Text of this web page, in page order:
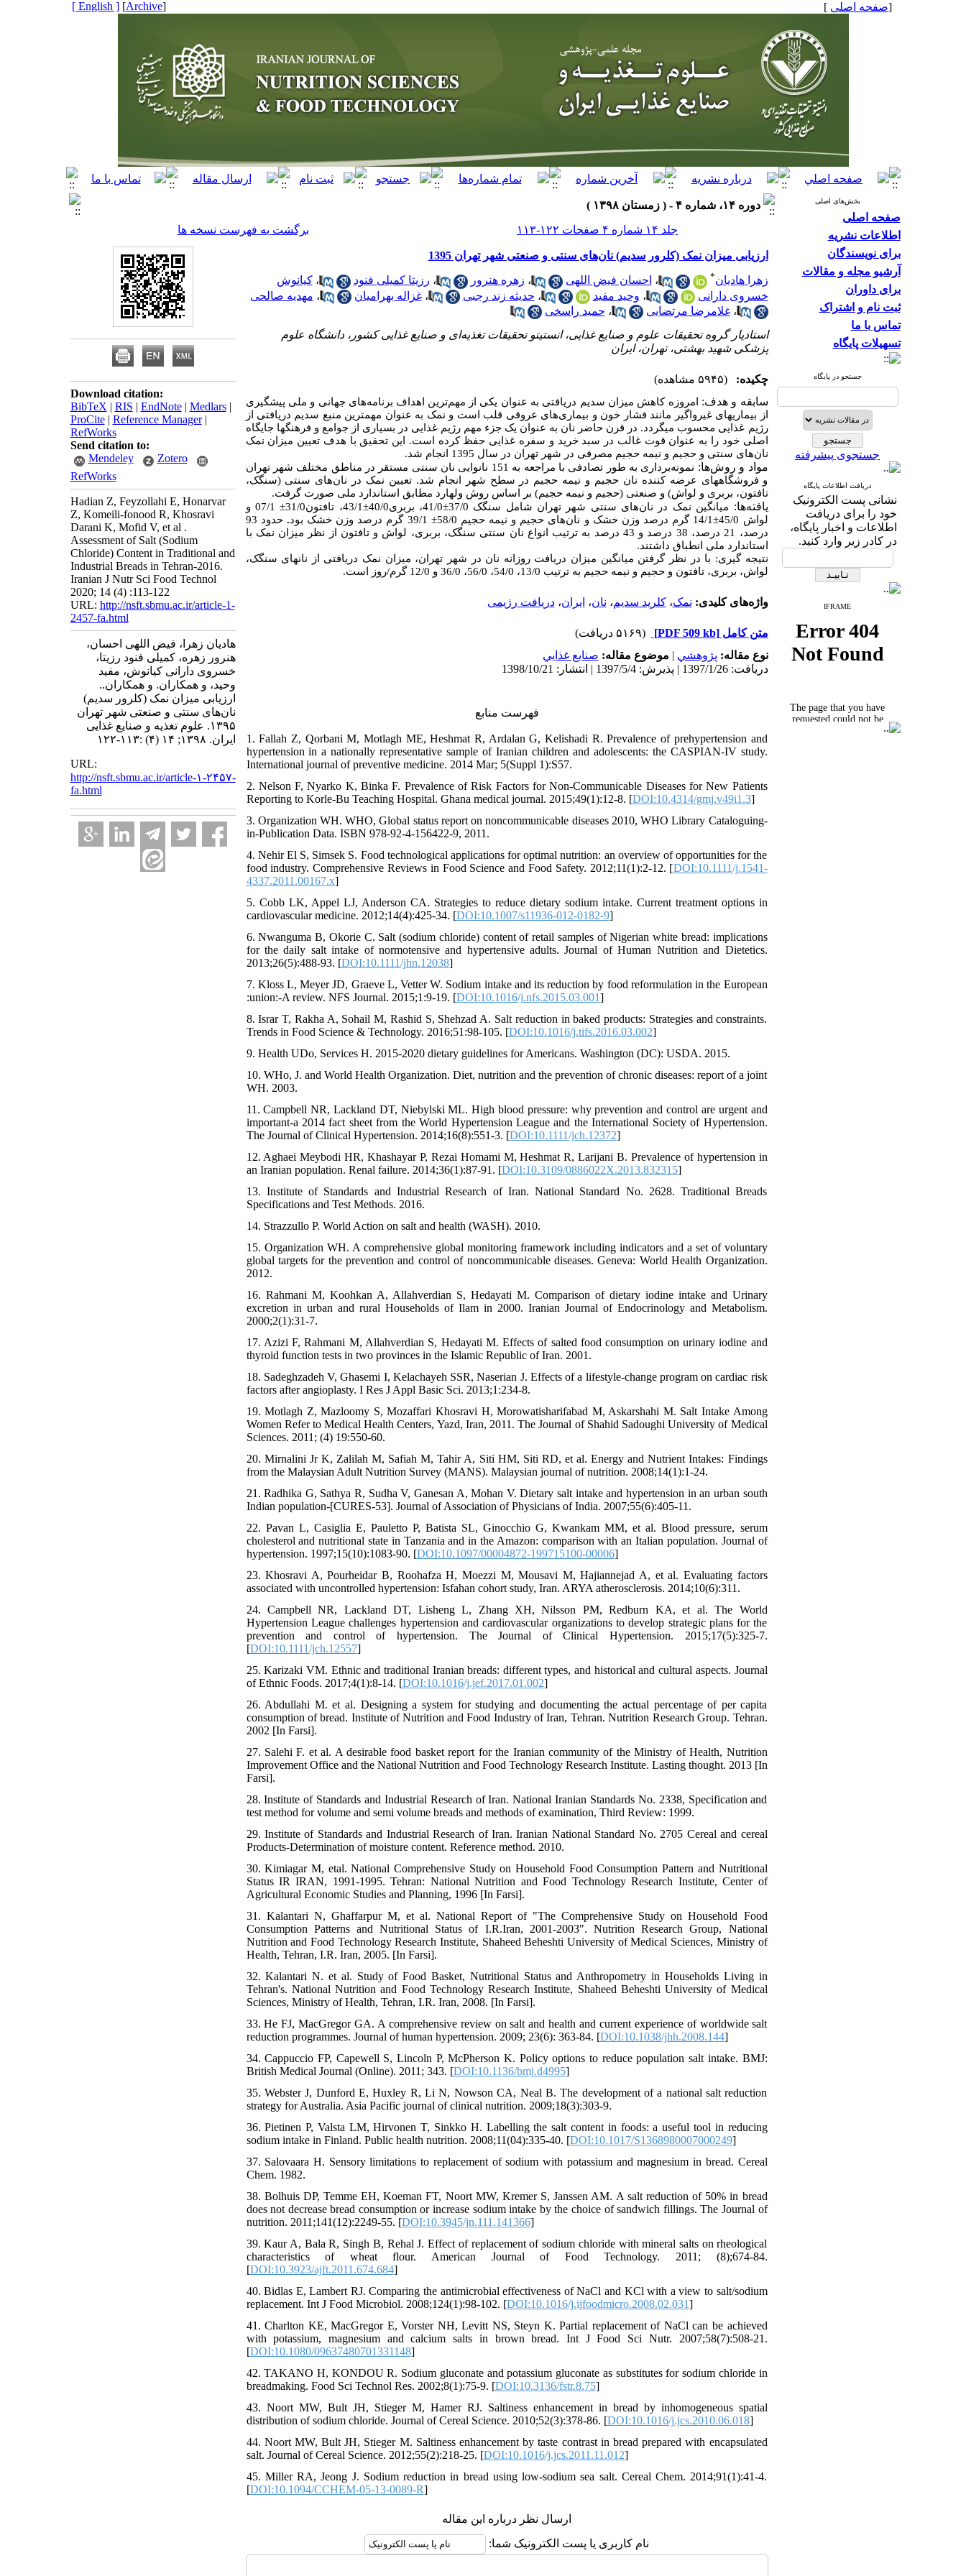
[صفحه اصلی ]
[
Archive
]
[ English ]
بخش‌های اصلی
صفحه اصلی
اطلاعات نشریه
برای نویسندگان
آرشیو مجله و مقالات
برای داوران
ثبت نام و اشتراک
تماس با ما
تسهیلات پایگاه
جستجو در پایگاه
جستجوی پیشرفته
دریافت اطلاعات پایگاه
نشانی پست الکترونیک
خود را برای دریافت
اطلاعات و اخبار پایگاه،
در کادر زیر وارد کنید.
IFRAME
دوره ۱۴، شماره ۴ - ( زمستان ۱۳۹۸ )
جلد ۱۴ شماره ۴ صفحات ۱۲۲-۱۱۳
برگشت به فهرست نسخه ها
ارزیابی میزان نمک (کلرور سدیم) نان‌های سنتی و صنعتی شهر تهران 1395
زهرا هادیان* ، احسان فیض اللهی ، زهره هنرور ، رزیتا کمیلی فنود ،کیانوش
خسروی دارانی
، وحید مفید ، حدیثه زند رجبی ،غزاله بهرامیان ، مهدیه صالحی
،غلامرضا مرتضایی ، حمید راسخی
استادیار گروه تحقیقات علوم و صنایع غذایی، انستیتو تحقیقات تغذیه‌ای و صنایع غذایی کشور، دانشگاه علوم
پزشکی شهید بهشتی، تهران، ایران
چکیده:
(۵۹۴۵ مشاهده)
سابقه و هدف:
امروزه کاهش میزان سدیم دریافتی به عنوان یکی از مهم‌ترین اهداف برنامه‌های جهانی و ملی پیشگیری
از بیماری­های غیرواگیر مانند فشار خون و بیماری‌های عروقی قلب است و نمک به عنوان مهمترین منبع سدیم دریافتی از
رژیم غذایی محسوب می­گردد. در قرن حاضر نان به عنوان یک جزء مهم رژیم غذایی در بسیاری از جوامع و فرهنگ­ها جایگاه
اصلی خود را به عنوان قوت غالب در سبد خرید و سفره غذایی حفظ کرده است. این تحقیق با هدف تعیین میزان نمک
نان‌های سنتی و حجیم و نیمه حجیم مصرفی در شهر تهران در سال 1395 انجام شد.
مواد و روشها:
نمونه‌برداری به طور تصادفی با مراجعه به 151 نانوایی نان سنتی مستقر در مناطق مختلف شهر تهران
و فروشگاه­های عرضه کننده نان حجیم و نیمه حجیم در سطح شهر انجام شد. تعیین نمک در نان‌های سنتی (سنگک،
تافتون، بربری و لواش) و صنعتی (حجیم و نیمه حجیم) بر اساس روش ولهارد مطابق استاندارد ملی صورت گرفت.
یافتهها: میانگین نمک در نان‌های سنتی شهر تهران شامل سنگک 37/0 ±41/0، بربری40/0 ±
43/1، تافتون31/0 ±
07/1 و
لواش 45/0
±14/1 گرم درصد وزن خشک و نان‌های حجیم و نیمه حجیم 58/0 ±
.
حدود 93
درصد، 21 درصد، 38 درصد و 43 درصد به ترتیب انواع نان سنتی سنگک، بربری، لواش و تافتون از نظر میزان نمک با
استاندارد ملی انطباق داشتند.
نتیجه گیری: با در نظر گرفتن میانگین میزان دریافت روزانه نان در شهر تهران، میزان نمک دریافتی از نان­های سنگک،
لواش، بربری، تافتون و حجیم و نیمه حجیم به ترتیب 13/0، 54/0، 56/0، 36/0 و 12/0 گرم/روز است.
واژه‌های کلیدی: نمک،کلرید سدیم، نان، ایران،دریافت رژیمی
متن کامل[PDF 509 kb]
(۵۱۶۹ دریافت)
نوع مقاله: پژوهشي | موضوع مقاله: صنايع غذايي
دریافت: 1397/1/26 | پذیرش: 1397/5/4 | انتشار: 1398/10/21
فهرست منابع
1. Fallah Z, Qorbani M, Motlagh ME, Heshmat R, Ardalan G, Kelishadi R. Prevalence of prehypertension and
hypertension in a nationally representative sample of Iranian children and adolescents: the CASPIAN-IV study.
International journal of preventive medicine. 2014 Mar; 5(Suppl 1):S57.
2. Nelson F, Nyarko K, Binka F. Prevalence of Risk Factors for Non-Communicable Diseases for New Patients
Reporting to Korle-Bu Teaching Hospital. Ghana medical journal. 2015;49(1):12-8. [DOI:10.4314/gmj.v49i1.3]
3. Organization WH. WHO, Global status report on noncommunicable diseases 2010, WHO Library Cataloguing-
in-Publication Data. ISBN 978-92-4-156422-9, 2011.
4. Nehir El S, Simsek S. Food technological applications for optimal nutrition: an overview of opportunities for the
food industry. Comprehensive Reviews in Food Science and Food Safety. 2012;11(1):2-12. [DOI:10.1111/j.1541-
4337.2011.00167.x]
5. Cobb LK, Appel LJ, Anderson CA. Strategies to reduce dietary sodium intake. Current treatment options in
cardiovascular medicine. 2012;14(4):425-34. [DOI:10.1007/s11936-012-0182-9]
6. Nwanguma B, Okorie C. Salt (sodium chloride) content of retail samples of Nigerian white bread: implications
for the daily salt intake of normotensive and hypertensive adults. Journal of Human Nutrition and Dietetics.
2013;26(5):488-93. [DOI:10.1111/jhn.12038]
7. Kloss L, Meyer JD, Graeve L, Vetter W. Sodium intake and its reduction by food reformulation in the European
:union:-A review. NFS Journal. 2015;1:9-19. [DOI:10.1016/j.nfs.2015.03.001]
8. Israr T, Rakha A, Sohail M, Rashid S, Shehzad A. Salt reduction in baked products: Strategies and constraints.
Trends in Food Science & Technology. 2016;51:98-105. [DOI:10.1016/j.tifs.2016.03.002]
9. Health UDo, Services H. 2015-2020 dietary guidelines for Americans. Washington (DC): USDA. 2015.
10. WHo, J. and World Health Organization. Diet, nutrition and the prevention of chronic diseases: report of a joint
WH. 2003.
11. Campbell NR, Lackland DT, Niebylski ML. High blood pressure: why prevention and control are urgent and
important-a 2014 fact sheet from the World Hypertension League and the International Society of Hypertension.
The Journal of Clinical Hypertension. 2014;16(8):551-3. [DOI:10.1111/jch.12372]
12. Aghaei Meybodi HR, Khashayar P, Rezai Homami M, Heshmat R, Larijani B. Prevalence of hypertension in
an Iranian population. Renal failure. 2014;36(1):87-91. [DOI:10.3109/0886022X.2013.832315]
13. Institute of Standards and Industrial Research of Iran. National Standard No. 2628. Traditional Breads
Specifications and Test Methods. 2016.
14. Strazzullo P. World Action on salt and health (WASH). 2010.
15. Organization WH. A comprehensive global monitoring framework including indicators and a set of voluntary
global targets for the prevention and control of noncommunicable diseases. Geneva: World Health Organization.
2012.
16. Rahmani M, Koohkan A, Allahverdian S, Hedayati M. Comparison of dietary iodine intake and Urinary
excretion in urban and rural Households of Ilam in 2000. Iranian Journal of Endocrinology and Metabolism.
2000;2(1):31-7.
17. Azizi F, Rahmani M, Allahverdian S, Hedayati M. Effects of salted food consumption on urinary iodine and
thyroid function tests in two provinces in the Islamic Republic of Iran. 2001.
18. Sadeghzadeh V, Ghasemi I, Kelachayeh SSR, Naserian J. Effects of a lifestyle-change program on cardiac risk
factors after angioplasty. I Res J Appl Basic Sci. 2013;1:234-8.
19. Motlagh Z, Mazloomy S, Mozaffari Khosravi H, Morowatisharifabad M, Askarshahi M. Salt Intake Among
Women Refer to Medical Health Centers, Yazd, Iran, 2011. The Journal of Shahid Sadoughi University of Medical
Sciences. 2011; (4) 19:550-60.
20. Mirnalini Jr K, Zalilah M, Safiah M, Tahir A, Siti HM, Siti RD, et al. Energy and Nutrient Intakes: Findings
from the Malaysian Adult Nutrition Survey (MANS). Malaysian journal of nutrition. 2008;14(1):1-24.
21. Radhika G, Sathya R, Sudha V, Ganesan A, Mohan V. Dietary salt intake and hypertension in an urban south
Indian population-[CURES-53]. Journal of Association of Physicians of India. 2007;55(6):405-11.
22. Pavan L, Casiglia E, Pauletto P, Batista SL, Ginocchio G, Kwankam MM, et al. Blood pressure, serum
cholesterol and nutritional state in Tanzania and in the Amazon: comparison with an Italian population. Journal of
hypertension. 1997;15(10):1083-90. [DOI:10.1097/00004872-199715100-00006]
23. Khosravi A, Pourheidar B, Roohafza H, Moezzi M, Mousavi M, Hajiannejad A, et al. Evaluating factors
associated with uncontrolled hypertension: Isfahan cohort study, Iran. ARYA atherosclerosis. 2014;10(6):311.
24. Campbell NR, Lackland DT, Lisheng L, Zhang XH, Nilsson PM, Redburn KA, et al. The World
Hypertension League challenges hypertension and cardiovascular organizations to develop strategic plans for the
prevention and control of hypertension. The Journal of Clinical Hypertension. 2015;17(5):325-7.
[DOI:10.1111/jch.12557]
25. Karizaki VM. Ethnic and traditional Iranian breads: different types, and historical and cultural aspects. Journal
of Ethnic Foods. 2017;4(1):8-14. [DOI:10.1016/j.jef.2017.01.002]
26. Abdullahi M. et al. Designing a system for studying and documenting the actual percentage of per capita
consumption of bread. Institute of Nutrition and Food Industry of Iran, Tehran. Nutrition Research Group. Tehran.
2002 [In Farsi].
27. Salehi F. et al. A desirable food basket report for the Iranian community of the Ministry of Health, Nutrition
Improvement Office and the National Nutrition and Food Technology Research Institute. Lasting thought. 2013 [In
Farsi].
28. Institute of Standards and Industrial Research of Iran. National Iranian Standards No. 2338, Specification and
test method for volume and semi volume breads and methods of examination, Third Review: 1999.
29. Institute of Standards and Industrial Research of Iran. Iranian National Standard No. 2705 Cereal and cereal
Products-Determination of moisture content. Reference method. 2010.
30. Kimiagar M, etal. National Comprehensive Study on Household Food Consumption Pattern and Nutritional
Status IR IRAN, 1991-1995. Tehran: National Nutrition and Food Technology Research Institute, Center of
Agricultural Economic Studies and Planning, 1996 [In Farsi].
31. Kalantari N, Ghaffarpur M, et al. National Report of "The Comprehensive Study on Household Food
Consumption Patterns and Nutritional Status of I.R.Iran, 2001-2003". Nutrition Research Group, National
Nutrition and Food Technology Research Institute, Shaheed Beheshti University of Medical Sciences, Ministry of
Health, Tehran, I.R. Iran, 2005. [In Farsi].
32. Kalantari N. et al. Study of Food Basket, Nutritional Status and Anthropometry in Households Living in
Tehran's. National Nutrition and Food Technology Research Institute, Shaheed Beheshti University of Medical
Sciences, Ministry of Health, Tehran, I.R. Iran, 2008. [In Farsi].
33. He FJ, MacGregor GA. A comprehensive review on salt and health and current experience of worldwide salt
reduction programmes. Journal of human hypertension. 2009; 23(6): 363-84. [DOI:10.1038/jhh.2008.144]
34. Cappuccio FP, Capewell S, Lincoln P, McPherson K. Policy options to reduce population salt intake. BMJ:
British Medical Journal (Online). 2011; 343. [DOI:10.1136/bmj.d4995]
35. Webster J, Dunford E, Huxley R, Li N, Nowson CA, Neal B. The development of a national salt reduction
strategy for Australia. Asia Pacific journal of clinical nutrition. 2009;18(3):303-9.
36. Pietinen P, Valsta LM, Hirvonen T, Sinkko H. Labelling the salt content in foods: a useful tool in reducing
sodium intake in Finland. Public health nutrition. 2008;11(04):335-40. [DOI:10.1017/S1368980007000249]
37. Salovaara H. Sensory limitations to replacement of sodium with potassium and magnesium in bread. Cereal
Chem. 1982.
38. Bolhuis DP, Temme EH, Koeman FT, Noort MW, Kremer S, Janssen AM. A salt reduction of 50% in bread
does not decrease bread consumption or increase sodium intake by the choice of sandwich fillings. The Journal of
nutrition. 2011;141(12):2249-55. [DOI:10.3945/jn.111.141366]
39. Kaur A, Bala R, Singh B, Rehal J. Effect of replacement of sodium chloride with mineral salts on rheological
characteristics of wheat flour. American Journal of Food Technology. 2011; (8);674-84.
[DOI:10.3923/ajft.2011.674.684]
40. Bidlas E, Lambert RJ. Comparing the antimicrobial effectiveness of NaCl and KCl with a view to salt/sodium
replacement. Int J Food Microbiol. 2008;124(1):98-102. [DOI:10.1016/j.ijfoodmicro.2008.02.031]
41. Charlton KE, MacGregor E, Vorster NH, Levitt NS, Steyn K. Partial replacement of NaCl can be achieved
with potassium, magnesium and calcium salts in brown bread. Int J Food Sci Nutr. 2007;58(7):508-21.
[DOI:10.1080/09637480701331148]
42. TAKANO H, KONDOU R. Sodium gluconate and potassium gluconate as substitutes for sodium chloride in
breadmaking. Food Sci Technol Res. 2002;8(1):75-9. [DOI:10.3136/fstr.8.75]
43. Noort MW, Bult JH, Stieger M, Hamer RJ. Saltiness enhancement in bread by inhomogeneous spatial
distribution of sodium chloride. Journal of Cereal Science. 2010;52(3):378-86. [DOI:10.1016/j.jcs.2010.06.018]
44. Noort MW, Bult JH, Stieger M. Saltiness enhancement by taste contrast in bread prepared with encapsulated
salt. Journal of Cereal Science. 2012;55(2):218-25. [DOI:10.1016/j.jcs.2011.11.012]
45. Miller RA, Jeong J. Sodium reduction in bread using low-sodium sea salt. Cereal Chem. 2014;91(1):41-4.
[DOI:10.1094/CCHEM-05-13-0089-R]
ارسال نظر درباره این مقاله
نام کاربری یا پست الکترونیک شما:
Download citation:
BibTeX | RIS | EndNote| Medlars|
ProCite| Reference Manager|
RefWorks
Send citation to:
Mendeley
Zotero
RefWorks
Hadian Z, Feyzollahi E, Honarvar
Z, Komeili-fonood R, Khosravi
Darani K, Mofid V, et al .
Assessment of Salt (Sodium
Chloride) Content in Traditional and
Industrial Breads in Tehran-2016.
Iranian J Nutr Sci Food Technol
2020; 14 (4) :113-122
URL: http://nsft.sbmu.ac.ir/article-1-
2457-fa.html
هادیان زهرا، فیض اللهی احسان،
هنرور زهره، کمیلی فنود رزیتا،
خسروی دارانی کیانوش، مفید
وحید، و همکاران. و همکاران..
ارزیابی میزان نمک (کلرور سدیم)
نان‌های سنتی و صنعتی شهر تهران
۱۳۹۵. علوم تغذیه و صنایع غذایی
ایران. ۱۳۹۸; ۱۴ (۴) :۱۱۳-۱۲۲
URL:
http://nsft.sbmu.ac.ir/article-۱-۲۴۵۷-
fa.html